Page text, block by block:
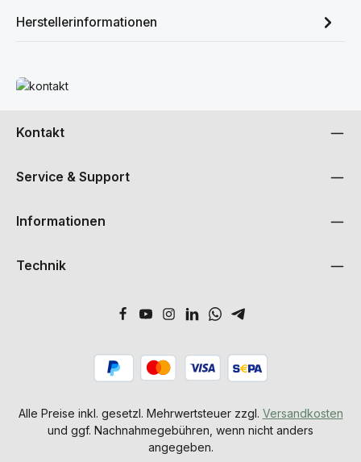
Herstellerinformationen
Mehr erfahren
Kontakt
Service & Support
Informationen
Technik
Alle Preise inkl. gesetzl. Mehrwertsteuer zzgl. Versandkosten
und ggf. Nachnahmegebühren, wenn nicht anders
angegeben.